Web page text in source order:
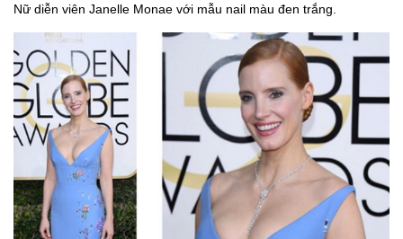
Nữ diễn viên Janelle Monae với mẫu nail màu đen trắng.